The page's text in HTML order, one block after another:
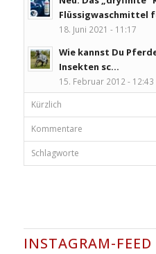
Flüssigwaschmittel
18. Juni 2021 - 11:17
Wie kannst Du
Insekten sc...
15. Februar 2012 - 12:43
Kürzlich
Kommentare
Schlagworte
INSTAGRAM-FEED